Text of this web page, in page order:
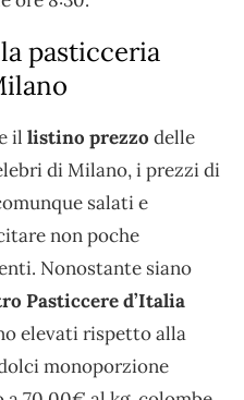
pasticceria
il listino prezzo delle
di Milano, i prezzi di
salati e
non poche
Nonostante siano
Pasticcere d’Italia
elevati rispetto alla
monoporzione